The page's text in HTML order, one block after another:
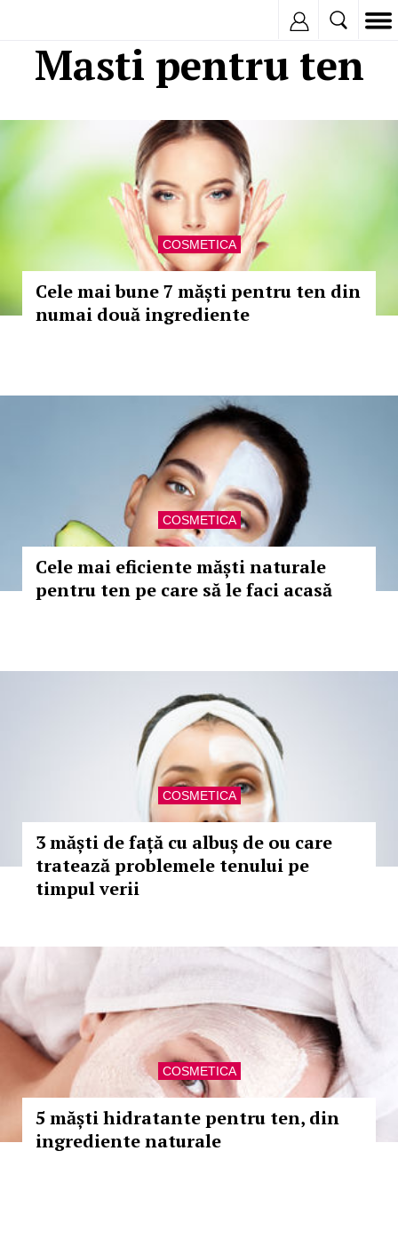
Masti pentru ten
COSMETICA
Cele mai bune 7 măști pentru ten din
numai două ingrediente
COSMETICA
Cele mai eficiente măști naturale
pentru ten pe care să le faci acasă
COSMETICA
3 măști de față cu albuș de ou care
tratează problemele tenului pe
timpul verii
COSMETICA
5 măști hidratante pentru ten, din
ingrediente naturale